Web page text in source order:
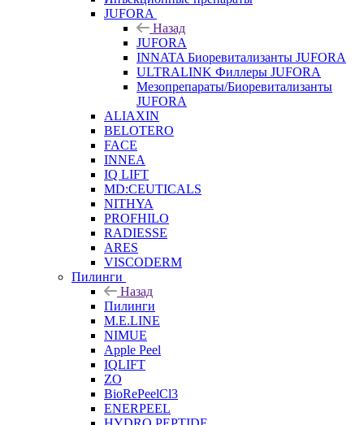
JUFORA
Назад
JUFORA
INNATA Биоревитализанты JUFORA
ULTRALINK Филлеры JUFORA
Мезопрепараты/Биоревитализанты
JUFORA
ALIAXIN
BELOTERO
FACE
INNEA
IQ LIFT
MD:CEUTICALS
NITHYA
PROFHILO
RADIESSE
ARES
VISCODERM
Пилинги
Назад
Пилинги
M.E.LINE
NIMUE
Apple Peel
IQLIFT
ZO
BioRePeelCl3
ENERPEEL